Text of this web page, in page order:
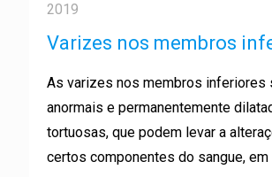
2019
Varizes nos membros
As varizes nos membros inferiores
anormais e permanentemente
tortuosas, que podem levar a
certos componentes do sangue,